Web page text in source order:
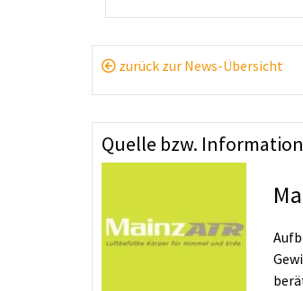
zurück zur News-Übersicht
Quelle bzw.